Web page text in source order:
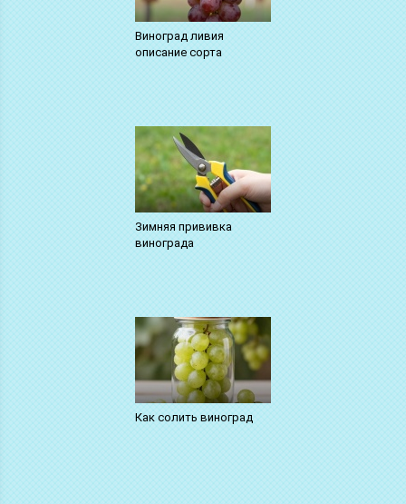
Виноград ливия
описание сорта
Зимняя прививка
винограда
Как солить виноград